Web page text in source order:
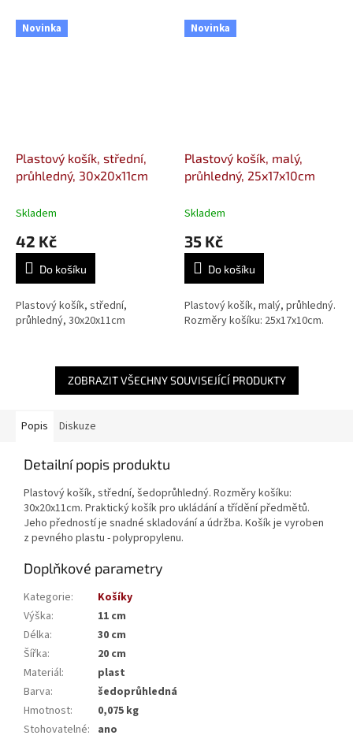
Novinka
Plastový košík, střední,
průhledný, 30x20x11cm
Skladem
42 Kč
Do košíku
Plastový košík, střední,
průhledný, 30x20x11cm
Novinka
Plastový košík, malý,
průhledný, 25x17x10cm
Skladem
35 Kč
Do košíku
Plastový košík, malý, průhledný.
Rozměry košíku: 25x17x10cm.
ZOBRAZIT VŠECHNY SOUVISEJÍCÍ PRODUKTY
Popis Diskuze
Detailní popis produktu
Plastový košík, střední, šedoprůhledný. Rozměry košíku:
30x20x11cm. Praktický košík pro ukládání a třídění předmětů.
Jeho předností je snadné skladování a údržba. Košík je vyroben
z pevného plastu - polypropylenu.
Doplňkové parametry
Kategorie:
Košíky
Výška:
11 cm
Délka:
30 cm
Šířka:
20 cm
Materiál:
plast
Barva:
šedoprůhledná
Hmotnost:
0,075 kg
Stohovatelné: ano